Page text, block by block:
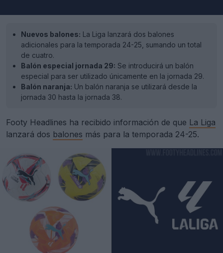
Nuevos balones: La Liga lanzará dos balones
adicionales para la temporada 24-25, sumando un total
de cuatro.
Balón especial jornada 29: Se introducirá un balón
especial para ser utilizado únicamente en la jornada 29.
Balón naranja: Un balón naranja se utilizará desde la
jornada 30 hasta la jornada 38.
Footy Headlines ha recibido información de que La Liga
lanzará dos balones más para la temporada 24-25.